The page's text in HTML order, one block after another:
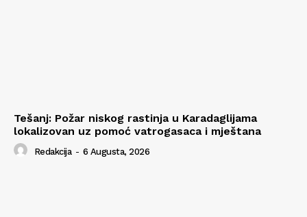
Tešanj: Požar niskog rastinja u Karadaglijama
lokalizovan uz pomoć vatrogasaca i mještana
Redakcija - 6 Augusta, 2026